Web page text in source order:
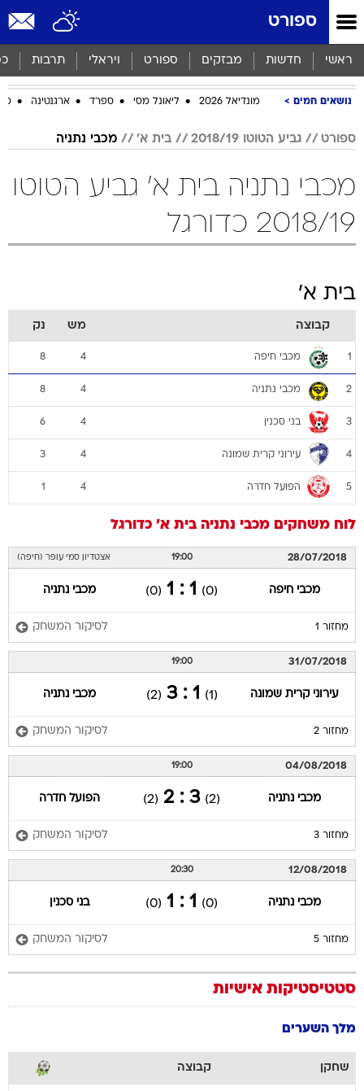
ספורט
ראשי חדשות מבזקים ספורט ויראלי תרבות
נושאים חמים מונדיאל 2026 ליאונל מסי ספרד ארגנטינה
ספורט גביע הטוטו 2018/19 בית א' מכבי נתניה
מכבי נתניה בית א' גביע הטוטו
2018/19 כדורגל
בית א'
קבוצה מש נק
1 מכבי חיפה 4
8
2 מכבי נתניה 4
8
3 בני סכנין 4
6
4 עירוני קרית שמונה 4
3
5 הפועל חדרה 4
1
לוח משחקים מכבי נתניה בית א' כדורגל
28/07/2018
19:00 אצטדיון סמי עופר (חיפה)
מכבי חיפה (0)
1 : 1
(0) מכבי נתניה
מחזור 1 לסיקור המשחק
31/07/2018
19:00
עירוני קרית שמונה (1)
1 : 3
(2) מכבי נתניה
מחזור 2 לסיקור המשחק
04/08/2018
19:00
מכבי נתניה (2)
3 : 2
(2) הפועל חדרה
מחזור 3 לסיקור המשחק
12/08/2018
20:30
מכבי נתניה (0)
1 : 1
(0) בני סכנין
מחזור 5 לסיקור המשחק
סטטיסטיקות אישיות
מלך השערים
שחקן קבוצה